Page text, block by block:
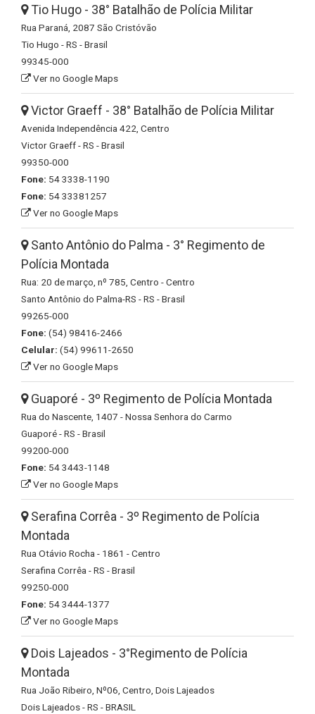
Tio Hugo - 38° Batalhão de Polícia Militar
Rua Paraná, 2087 São Cristóvão
Tio Hugo - RS - Brasil
99345-000
Ver no Google Maps
Victor Graeff - 38° Batalhão de Polícia Militar
Avenida Independência 422, Centro
Victor Graeff - RS - Brasil
99350-000
Fone: 54 3338-1190
Fone: 54 33381257
Ver no Google Maps
Santo Antônio do Palma - 3° Regimento de
Polícia Montada
Rua: 20 de março, nº 785, Centro - Centro
Santo Antônio do Palma-RS - RS - Brasil
99265-000
Fone: (54) 98416-2466
Celular: (54) 99611-2650
Ver no Google Maps
Guaporé - 3º Regimento de Polícia Montada
Rua do Nascente, 1407 - Nossa Senhora do Carmo
Guaporé - RS - Brasil
99200-000
Fone: 54 3443-1148
Ver no Google Maps
Serafina Corrêa - 3º Regimento de Polícia
Montada
Rua Otávio Rocha - 1861 - Centro
Serafina Corrêa - RS - Brasil
99250-000
Fone: 54 3444-1377
Ver no Google Maps
Dois Lajeados - 3°Regimento de Polícia
Montada
Rua João Ribeiro, Nº06, Centro, Dois Lajeados
Dois Lajeados - RS - BRASIL